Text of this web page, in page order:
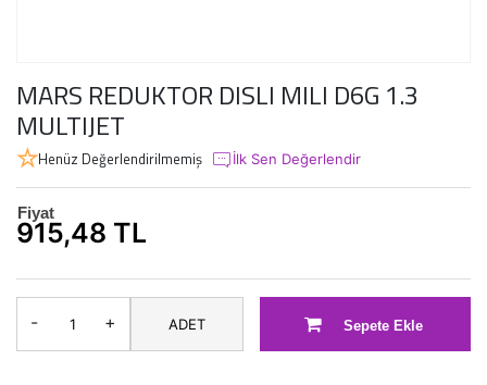
MARS REDUKTOR DISLI MILI D6G 1.3
MULTIJET
Henüz Değerlendirilmemiş İlk Sen Değerlendir
Fiyat
915,48 TL
- + ADET Sepete Ekle